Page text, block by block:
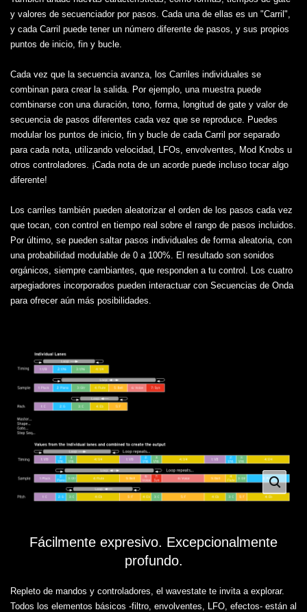
y valores de secuenciador por pasos. Cada una de ellas es un "Carril",
y cada Carril puede tener un número diferente de pasos, y sus propios
puntos de inicio, fin y bucle.
Cada vez que la secuencia avanza, los Carriles individuales se
combinan para crear la salida. Por ejemplo, una muestra puede
combinarse con una duración, tono, forma, longitud de gate y valor de
secuencia de pasos diferentes cada vez que se reproduce. Puedes
modular los puntos de inicio, fin y bucle de cada Carril por separado
para cada nota, utilizando velocidad, LFOs, envolventes, Mod Knobs u
otros controladores. ¡Cada nota de un acorde puede incluso tocar algo
diferente!
Los carriles también pueden aleatorizar el orden de los pasos cada vez
que tocan, con control en tiempo real sobre el rango de pasos incluidos.
Por último, se pueden saltar pasos individuales de forma aleatoria, con
una probabilidad modulable de 0 a 100%. El resultado son sonidos
orgánicos, siempre cambiantes, que responden a tu control. Los cuatro
arpegiadores incorporados pueden interactuar con Secuencias de Onda
para ofrecer aún más posibilidades.
Fácilmente expresivo. Excepcionalmente
profundo.
Repleto de mandos y controladores, el wavestate te invita a explorar.
Todos los elementos básicos -filtro, envolventes, LFO, efectos- están al